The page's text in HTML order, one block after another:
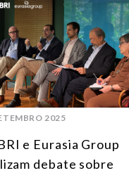
2025
e Eurasia Group
debate sobre